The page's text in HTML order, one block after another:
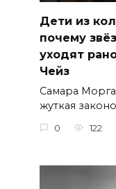
Дети из
почему
уходят
Чейз
Самара
жуткая
0 122